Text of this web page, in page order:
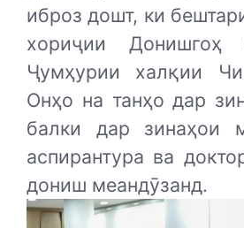
иброз дошт, ки
хориҷии Донишгоҳ
Ҷумҳурии халқии
Онҳо на танҳо дар
балки дар зинаҳои
аспирантура ва
дониш меандӯзанд.